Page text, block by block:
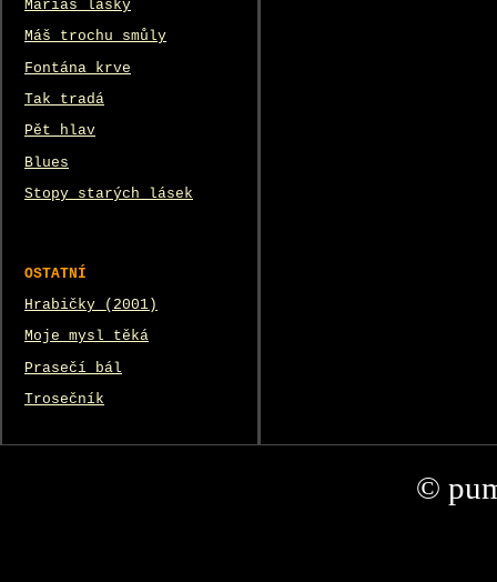
Mariáš lásky
Máš trochu smůly
Fontána krve
Tak tradá
Pět hlav
Blues
Stopy starých lásek
OSTATNÍ
Hrabičky (2001)
Moje mysl těká
Prasečí bál
Trosečník
©